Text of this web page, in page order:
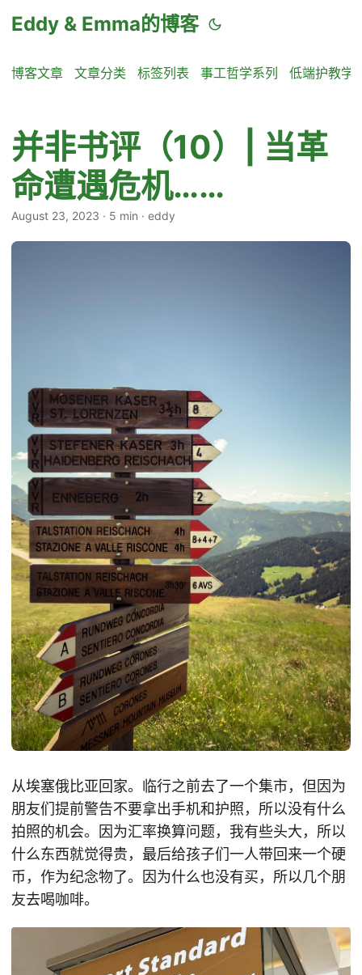
Eddy & Emma的博客
博客文章 文章分类 标签列表 事工哲学系列 低端护教学
并非书评（10）| 当革
命遭遇危机……
August 23, 2023 · 5 min · eddy
从埃塞俄比亚回家。临行之前去了一个集市，但因为
朋友们提前警告不要拿出手机和护照，所以没有什么
拍照的机会。因为汇率换算问题，我有些头大，所以
什么东西就觉得贵，最后给孩子们一人带回来一个硬
币，作为纪念物了。因为什么也没有买，所以几个朋
友去喝咖啡。